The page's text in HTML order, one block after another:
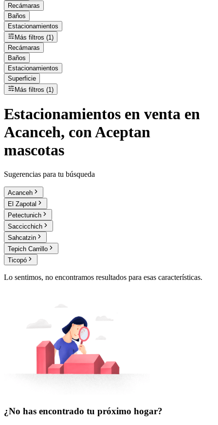
Recámaras
Baños
Estacionamientos
Más filtros (1)
Recámaras
Baños
Estacionamientos
Superficie
Más filtros (1)
Estacionamientos en venta en
Acanceh, con Aceptan
mascotas
Sugerencias para tu búsqueda
Acanceh
El Zapotal
Petectunich
Saccicchich
Sahcatzin
Tepich Carrillo
Ticopó
Lo sentimos, no encontramos resultados para esas características.
¿No has encontrado tu próximo hogar?